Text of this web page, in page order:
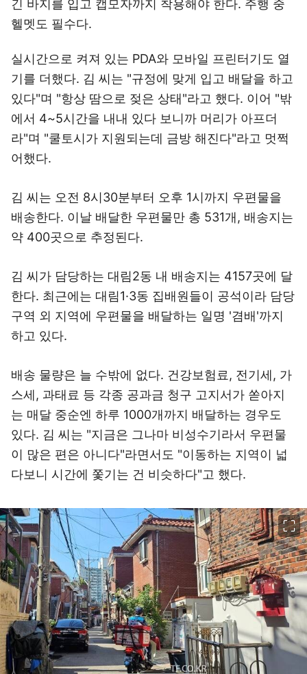
긴 바지를 입고 캡모자까지 착용해야 한다. 주행 중
헬멧도 필수다.
실시간으로 켜져 있는 PDA와 모바일 프린터기도 열
기를 더했다. 김 씨는 "규정에 맞게 입고 배달을 하고
있다"며 "항상 땀으로 젖은 상태"라고 했다. 이어 "밖
에서 4~5시간을 내내 있다 보니까 머리가 아프더
라"며 "쿨토시가 지원되는데 금방 해진다"라고 멋쩍
어했다.
김 씨는 오전 8시30분부터 오후 1시까지 우편물을
배송한다. 이날 배달한 우편물만 총 531개, 배송지는
약 400곳으로 추정된다.
김 씨가 담당하는 대림2동 내 배송지는 4157곳에 달
한다. 최근에는 대림1·3동 집배원들이 공석이라 담당
구역 외 지역에 우편물을 배달하는 일명 '겸배'까지
하고 있다.
배송 물량은 늘 수밖에 없다. 건강보험료, 전기세, 가
스세, 과태료 등 각종 공과금 청구 고지서가 쏟아지
는 매달 중순엔 하루 1000개까지 배달하는 경우도
있다. 김 씨는 "지금은 그나마 비성수기라서 우편물
이 많은 편은 아니다"라면서도 "이동하는 지역이 넓
다보니 시간에 쫓기는 건 비슷하다"고 했다.